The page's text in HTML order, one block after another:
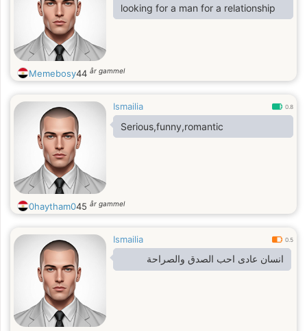
looking for a man for a relationship
Memebosy44 år gammel
Ismailia 0.8
Serious,funny,romantic
0haytham045 år gammel
Ismailia 0.5
انسان عادى احب الصدق والصراحة